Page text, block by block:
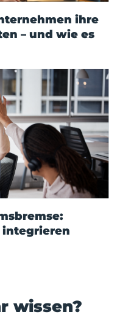
ihre
– und wie es
integrieren
wissen?